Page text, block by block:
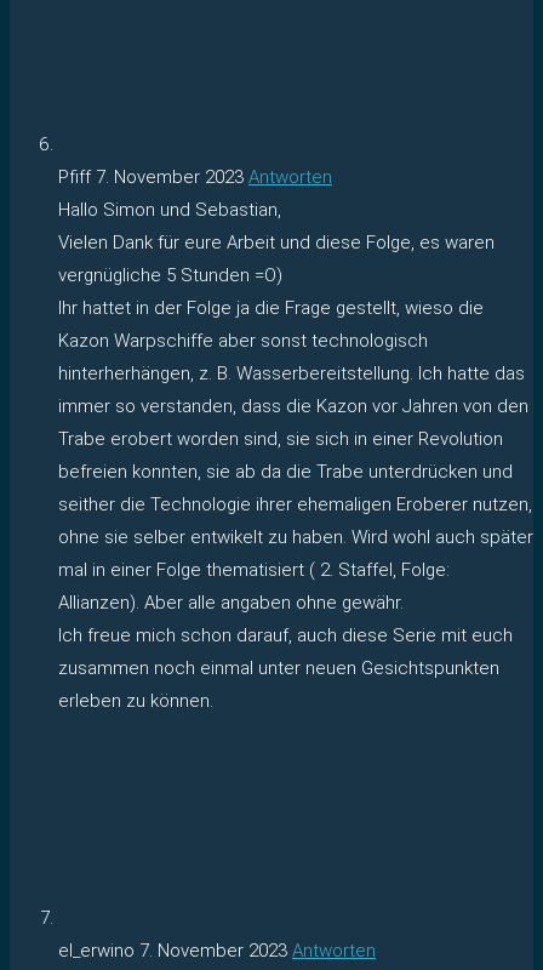
Pfiff 7. November 2023 Antworten
Hallo Simon und Sebastian,
Vielen Dank für eure Arbeit und diese Folge, es waren
vergnügliche 5 Stunden =O)
Ihr hattet in der Folge ja die Frage gestellt, wieso die
Kazon Warpschiffe aber sonst technologisch
hinterherhängen, z. B. Wasserbereitstellung. Ich hatte das
immer so verstanden, dass die Kazon vor Jahren von den
Trabe erobert worden sind, sie sich in einer Revolution
befreien konnten, sie ab da die Trabe unterdrücken und
seither die Technologie ihrer ehemaligen Eroberer nutzen,
ohne sie selber entwikelt zu haben. Wird wohl auch später
mal in einer Folge thematisiert ( 2. Staffel, Folge:
Allianzen). Aber alle angaben ohne gewähr.
Ich freue mich schon darauf, auch diese Serie mit euch
zusammen noch einmal unter neuen Gesichtspunkten
erleben zu können.
el_erwino 7. November 2023 Antworten